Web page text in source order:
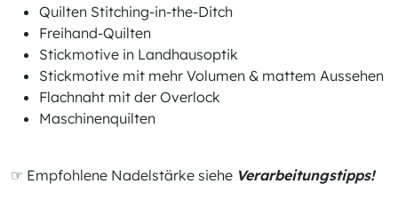
Quilten Stitching-in-the-Ditch
Freihand-Quilten
Stickmotive in Landhausoptik
Stickmotive mit mehr Volumen & mattem Aussehen
Flachnaht mit der Overlock
Maschinenquilten
☞ Empfohlene Nadelstärke siehe Verarbeitungstipps!